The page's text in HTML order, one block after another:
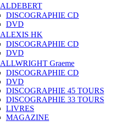
ALDEBERT
DISCOGRAPHIE CD
DVD
ALEXIS HK
DISCOGRAPHIE CD
DVD
ALLWRIGHT Graeme
DISCOGRAPHIE CD
DVD
DISCOGRAPHIE 45 TOURS
DISCOGRAPHIE 33 TOURS
LIVRES
MAGAZINE